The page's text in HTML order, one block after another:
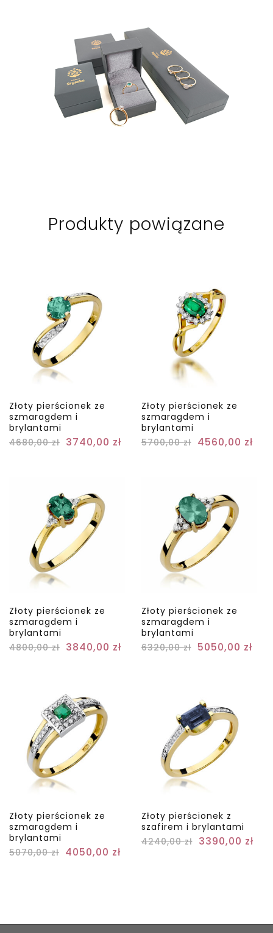
Produkty powiązane
Złoty pierścionek ze
szmaragdem i
brylantami
4680,00zł 3740,00 zł
Złoty pierścionek ze
szmaragdem i
brylantami
5700,00zł 4560,00 zł
Złoty pierścionek ze
szmaragdem i
brylantami
4800,00zł 3840,00 zł
Złoty pierścionek ze
szmaragdem i
brylantami
6320,00zł 5050,00 zł
Złoty pierścionek ze
szmaragdem i
brylantami
5070,00zł 4050,00 zł
Złoty pierścionek z
szafirem i brylantami
4240,00zł 3390,00 zł